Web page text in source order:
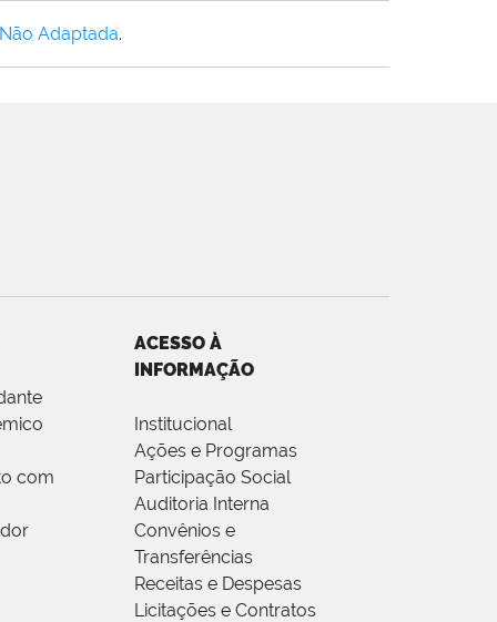
Adaptada.
com
ACESSO À
INFORMAÇÃO
Institucional
Ações e Programas
Participação Social
Auditoria Interna
Convênios e
Transferências
Receitas e Despesas
Licitações e Contratos